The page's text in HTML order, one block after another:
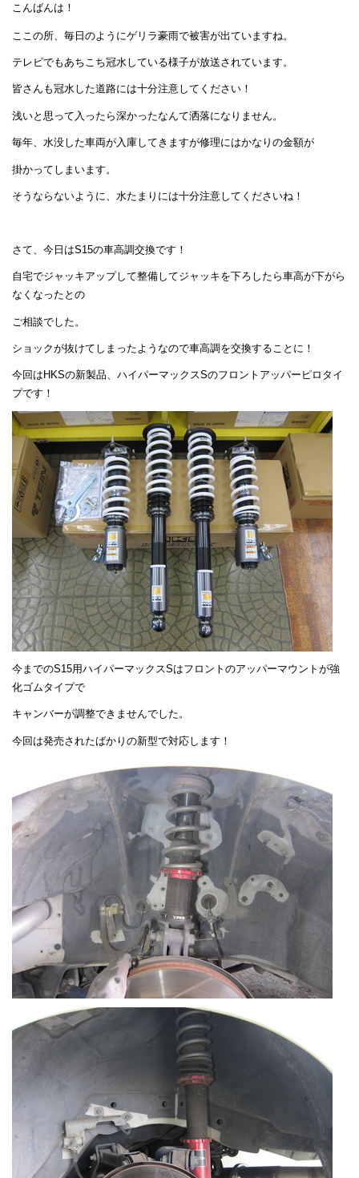
こんばんは！
ここの所、毎日のようにゲリラ豪雨で被害が出ていますね。
テレビでもあちこち冠水している様子が放送されています。
皆さんも冠水した道路には十分注意してください！
浅いと思って入ったら深かったなんて洒落になりません。
毎年、水没した車両が入庫してきますが修理にはかなりの金額が
掛かってしまいます。
そうならないように、水たまりには十分注意してくださいね！
さて、今日はS15の車高調交換です！
自宅でジャッキアップして整備してジャッキを下ろしたら車高が下がら
なくなったとの
ご相談でした。
ショックが抜けてしまったようなので車高調を交換することに！
今回はHKSの新製品、ハイパーマックスSのフロントアッパーピロタイ
プです！
今までのS15用ハイパーマックスSはフロントのアッパーマウントが強
化ゴムタイプで
キャンバーが調整できませんでした。
今回は発売されたばかりの新型で対応します！